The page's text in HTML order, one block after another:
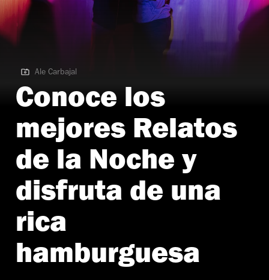
Ale Carbajal
Ale Carbajal
Conoce los
mejores Relatos
de la Noche y
disfruta de una
rica
hamburguesa